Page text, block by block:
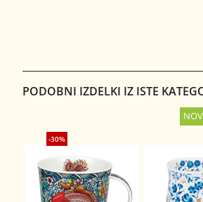
PODOBNI IZDELKI IZ ISTE
-30%